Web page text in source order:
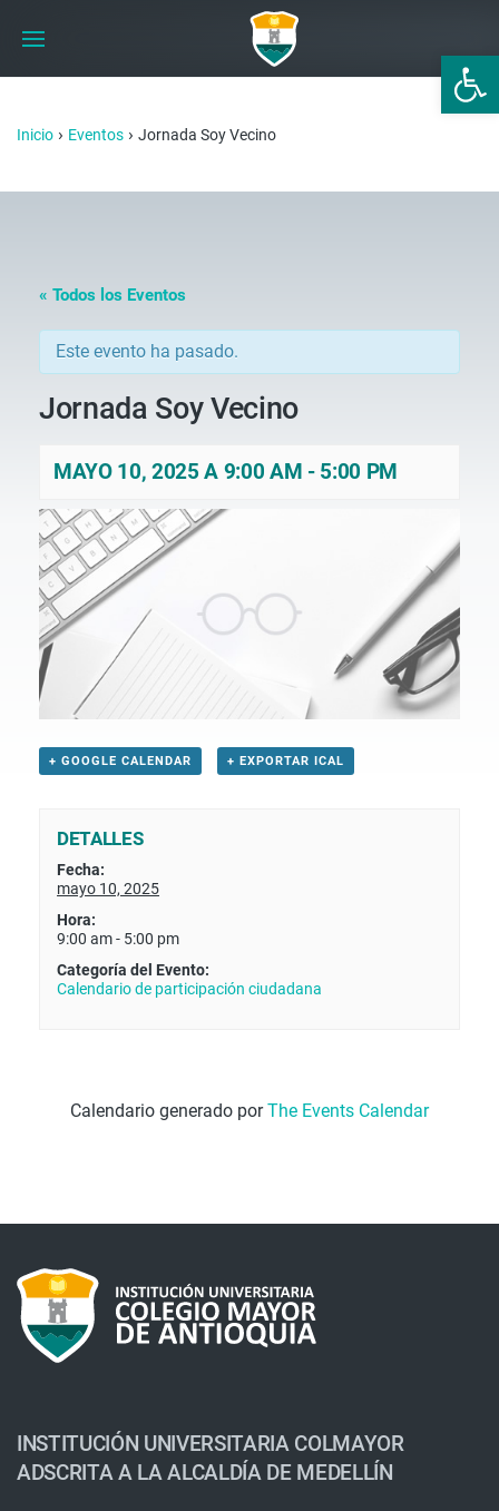
Abrir
Inicio › Eventos › Jornada Soy Vecino
« Todos los Eventos
Este evento ha pasado.
Jornada Soy Vecino
MAYO 10, 2025 A 9:00 AM - 5:00 PM
+ GOOGLE CALENDAR + EXPORTAR ICAL
DETALLES
Fecha:
mayo 10, 2025
Hora:
9:00 am - 5:00 pm
Categoría del Evento:
Calendario de participación ciudadana
Calendario generado porThe Events Calendar
INSTITUCIÓN UNIVERSITARIA COLMAYOR
ADSCRITA A LA ALCALDÍA DE MEDELLÍN